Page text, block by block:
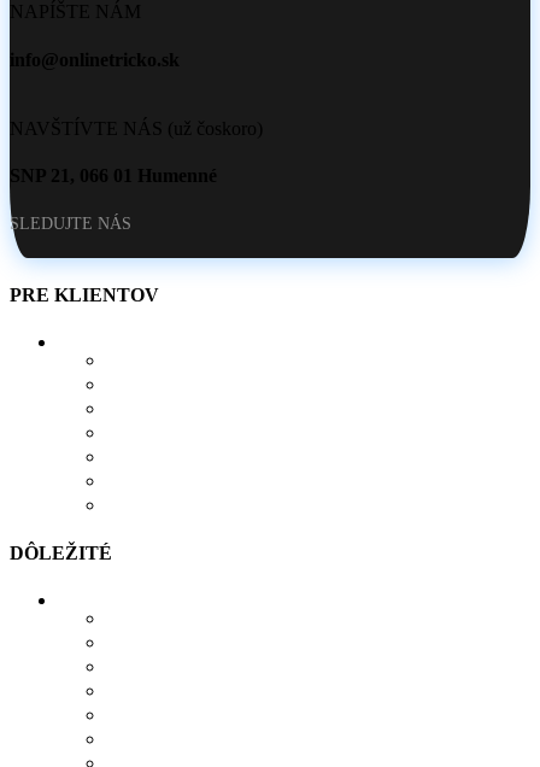
NAPÍŠTE NÁM
info@onlinetricko.sk
NAVŠTÍVTE NÁS (už čoskoro)
SNP 21, 066 01 Humenné
SLEDUJTE NÁS
PRE KLIENTOV
DÔLEŽITÉ